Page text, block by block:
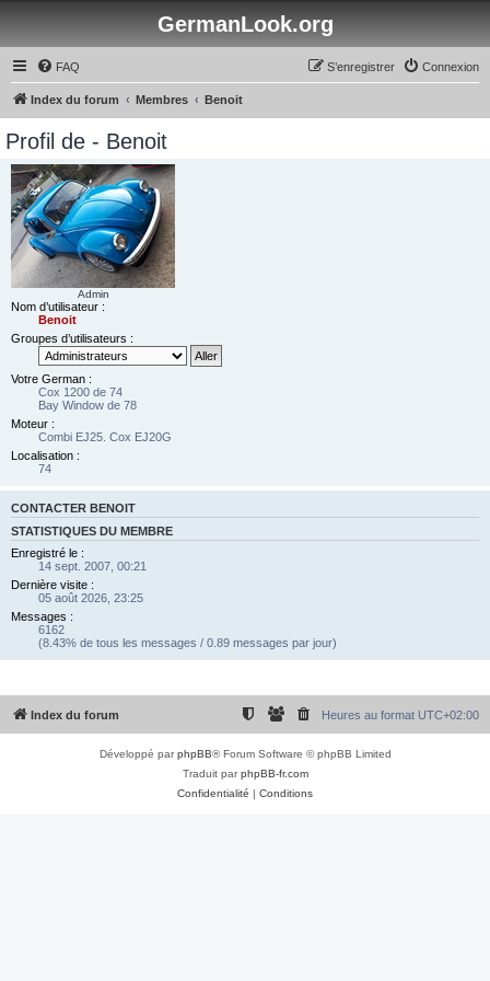
GermanLook.org
FAQ Connexion
S’enregistrer
Index du forum Membres Benoit
Profil de - Benoit
Admin
Nom d’utilisateur :
Benoit
Groupes d’utilisateurs :
Votre German :
Cox 1200 de 74
Bay Window de 78
Moteur :
Combi EJ25. Cox EJ20G
Localisation :
74
CONTACTER BENOIT
STATISTIQUES DU MEMBRE
Enregistré le :
14 sept. 2007, 00:21
Dernière visite :
05 août 2026, 23:25
Messages :
6162
(8.43% de tous les messages / 0.89 messages par jour)
Index du forum Heures au format UTC+02:00
Développé parphpBB® Forum Software © phpBB Limited
Traduit parphpBB-fr.com
Confidentialité | Conditions